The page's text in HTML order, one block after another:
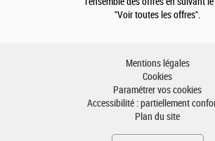
"Voir toutes les offres".
Mentions légales
Cookies
Paramétrer vos cookies
Accessibilité : partiellement
Plan du site